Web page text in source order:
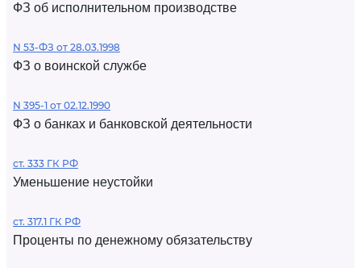
ФЗ об исполнительном производстве
N 53-ФЗ от 28.03.1998
ФЗ о воинской службе
N 395-1 от 02.12.1990
ФЗ о банках и банковской деятельности
ст. 333 ГК РФ
Уменьшение неустойки
ст. 317.1 ГК РФ
Проценты по денежному обязательству